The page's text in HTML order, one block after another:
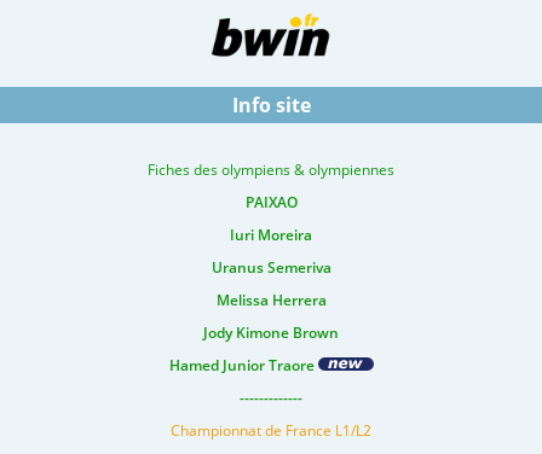
Info site
Fiches des olympiens & olympiennes
PAIXAO
Iuri Moreira
Uranus Semeriva
Melissa Herrera
Jody Kimone Brown
Hamed Junior Traore
-------------
Championnat de France L1/L2